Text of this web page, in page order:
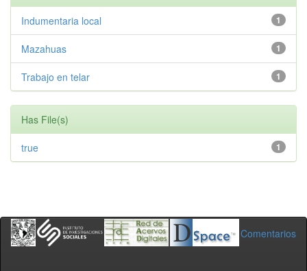
1
Indumentaria local
1
Mazahuas
1
Trabajo en telar
Has File(s)
1
true
Comentarios